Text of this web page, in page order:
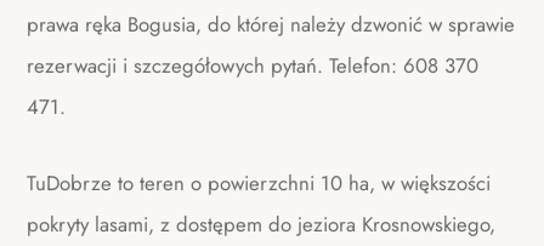
prawa ręka Bogusia, do której należy dzwonić w sprawie
rezerwacji i szczegółowych pytań. Telefon: 608 370
471.
TuDobrze to teren o powierzchni 10 ha, w większości
pokryty lasami, z dostępem do jeziora Krosnowskiego,